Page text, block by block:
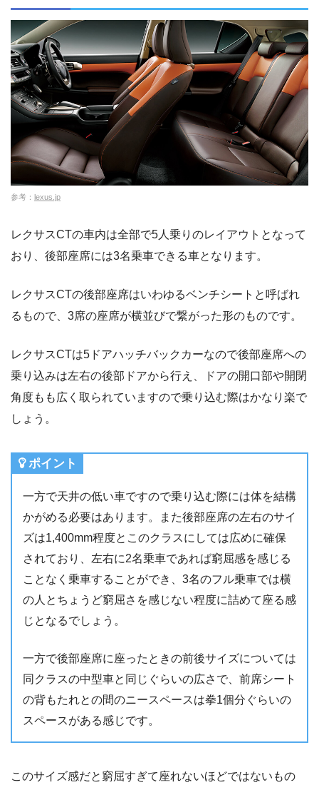
参考： lexus.jp
レクサスCTの車内は全部で5人乗りのレイアウトとなって
おり、後部座席には3名乗車できる車となります。
レクサスCTの後部座席はいわゆるベンチシートと呼ばれ
るもので、3席の座席が横並びで繋がった形のものです。
レクサスCTは5ドアハッチバックカーなので後部座席への
乗り込みは左右の後部ドアから行え、ドアの開口部や開閉
角度もも広く取られていますので乗り込む際はかなり楽で
しょう。
ポイント
一方で天井の低い車ですので乗り込む際には体を結構
かがめる必要はあります。また後部座席の左右のサイ
ズは1,400mm程度とこのクラスにしては広めに確保
されており、左右に2名乗車であれば窮屈感を感じる
ことなく乗車することができ、3名のフル乗車では横
の人とちょうど窮屈さを感じない程度に詰めて座る感
じとなるでしょう。
一方で後部座席に座ったときの前後サイズについては
同クラスの中型車と同じぐらいの広さで、前席シート
の背もたれとの間のニースペースは拳1個分ぐらいの
スペースがある感じです。
このサイズ感だと窮屈すぎて座れないほどではないもの